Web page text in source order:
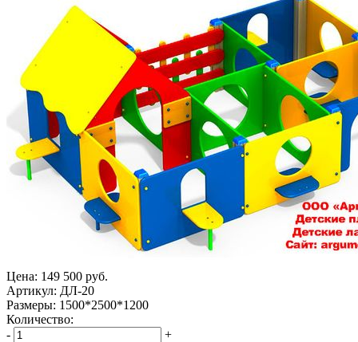
Цена: 149 500 руб.
Артикул: ДЛ-20
Размеры: 1500*2500*1200
Количество:
-
+